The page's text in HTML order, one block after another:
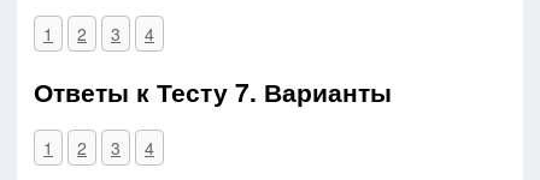
1 2 3 4
Ответы к Тесту 7. Варианты
1 2 3 4